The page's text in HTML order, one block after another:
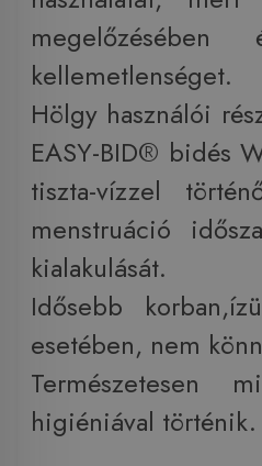
kellemetlenséget.
Hölgy használói
EASY-BID® bidés
tiszta-vízzel
menstruáció
kialakulását.
Idősebb
esetében, nem
higiéniával történik.